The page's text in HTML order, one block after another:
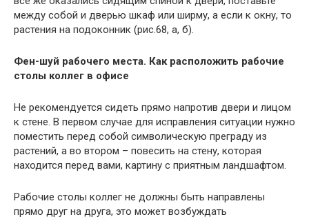
между собой и дверью шкаф или ширму, а если к окну, то
растения на подоконник (рис.68, а, б).
Фен-шуй рабочего места. Как расположить рабочие
столы коллег в офисе
Не рекомендуется сидеть прямо напротив двери и лицом
к стене. В первом случае для исправления ситуации нужно
поместить перед собой символическую преграду из
растений, а во втором – повесить на стену, которая
находится перед вами, картину с приятным ландшафтом.
Рабочие столы коллег не должны быть направлены
прямо друг на друга, это может возбуждать